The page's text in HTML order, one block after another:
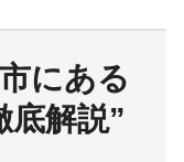
にある
底解説”